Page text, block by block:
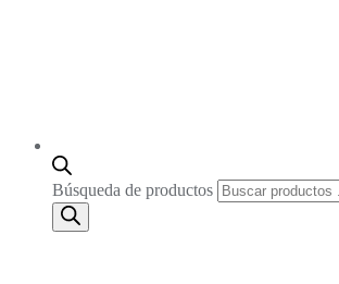
Búsqueda de productos